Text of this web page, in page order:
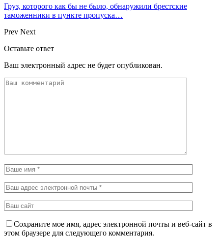
Груз, которого как бы не было, обнаружили брестские
таможенники в пункте пропуска…
Prev Next
Оставьте ответ
Ваш электронный адрес не будет опубликован.
Сохраните мое имя, адрес электронной почты и веб-сайт в
этом браузере для следующего комментария.